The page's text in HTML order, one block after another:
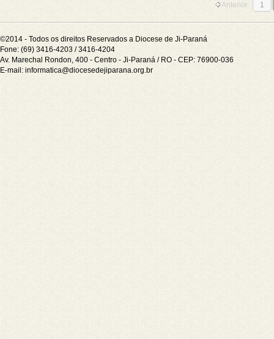
Anterior 1
©2014 - Todos os direitos Reservados a Diocese de Ji-Paraná
Fone: (69) 3416-4203 / 3416-4204
Av. Marechal Rondon, 400 - Centro - Ji-Paraná / RO - CEP: 76900-036
E-mail: informatica@diocesedejiparana.org.br